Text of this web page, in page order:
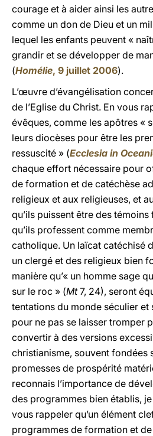
courage et à aider ainsi les
comme un don de Dieu et un
lequel les enfants peuvent «
grandir et se développer de
(Homélie, 9 juillet 2006).
L’œuvre d’évangélisation
de l’Eglise du Christ. En vous
évêques, comme les apôtres «
leurs diocèses pour être les
ressuscité » (Ecclesia in
chaque effort nécessaire pour
de formation et de catéchèse
religieux et aux religieuses, et
qu’ils puissent être des
qu’ils professent comme
catholique. Un laïcat catéchisé
un clergé et des religieux bien
manière qu’« un homme sage
sur le roc » (Mt7, 24), seront
tentations du monde séculier et
pour ne pas se laisser tromper
convertir à des versions
christianisme, souvent fondées
promesses de prospérité
reconnais l’importance de
des programmes bien établis,
vous rappeler qu’un élément
programmes de formation et